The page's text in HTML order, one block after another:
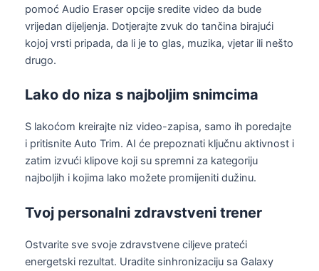
pomoć Audio Eraser opcije sredite video da bude
vrijedan dijeljenja. Dotjerajte zvuk do tančina birajući
kojoj vrsti pripada, da li je to glas, muzika, vjetar ili nešto
drugo.
Lako do niza s najboljim snimcima
S lakoćom kreirajte niz video-zapisa, samo ih poredajte
i pritisnite Auto Trim. AI će prepoznati ključnu aktivnost i
zatim izvući klipove koji su spremni za kategoriju
najboljih i kojima lako možete promijeniti dužinu.
Tvoj personalni zdravstveni trener
Ostvarite sve svoje zdravstvene ciljeve prateći
energetski rezultat. Uradite sinhronizaciju sa Galaxy